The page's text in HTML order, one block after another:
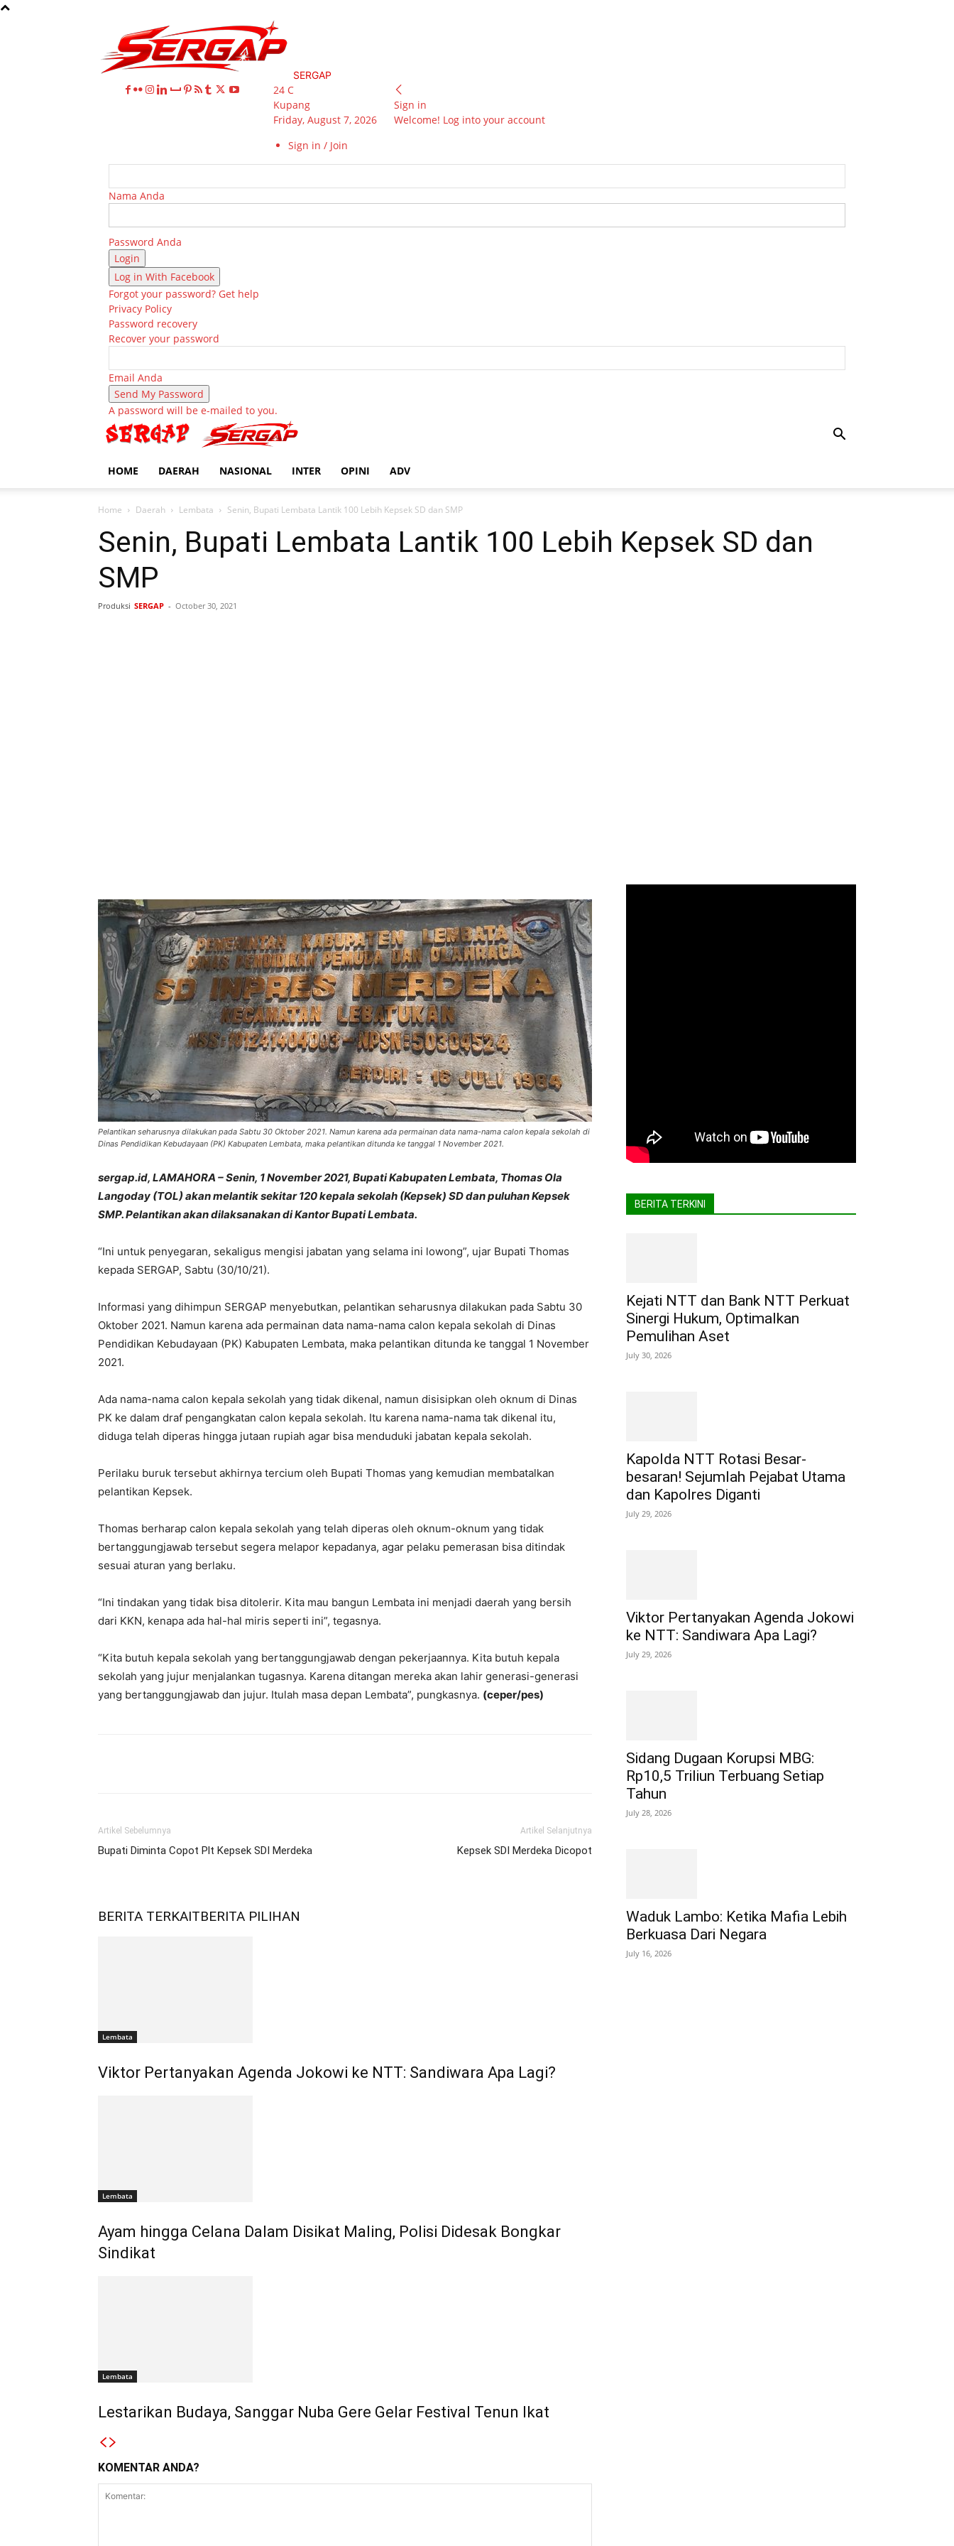
SERGAP
24 C
Kupang
Friday, August 7, 2026
Sign in / Join
Sign in
Welcome! Log into your account
Nama Anda
Password Anda
Log in With Facebook
Forgot your password? Get help
Privacy Policy
Password recovery
Recover your password
Email Anda
A password will be e-mailed to you.
HOME DAERAH NASIONAL INTER OPINI ADV
Home Daerah Lembata Senin, Bupati Lembata Lantik 100 Lebih Kepsek SD dan SMP
Senin, Bupati Lembata Lantik 100 Lebih Kepsek SD dan
SMP
Produksi SERGAP - October 30, 2021
Pelantikan seharusnya dilakukan pada Sabtu 30 Oktober 2021. Namun karena ada permainan data nama-nama calon kepala sekolah di
Dinas Pendidikan Kebudayaan (PK) Kabupaten Lembata, maka pelantikan ditunda ke tanggal 1 November 2021.
sergap.id, LAMAHORA – Senin, 1 November 2021, Bupati Kabupaten Lembata, Thomas Ola
Langoday (TOL) akan melantik sekitar 120 kepala sekolah (Kepsek) SD dan puluhan Kepsek
SMP. Pelantikan akan dilaksanakan di Kantor Bupati Lembata.
“Ini untuk penyegaran, sekaligus mengisi jabatan yang selama ini lowong”, ujar Bupati Thomas
kepada SERGAP, Sabtu (30/10/21).
Informasi yang dihimpun SERGAP menyebutkan, pelantikan seharusnya dilakukan pada Sabtu 30
Oktober 2021. Namun karena ada permainan data nama-nama calon kepala sekolah di Dinas
Pendidikan Kebudayaan (PK) Kabupaten Lembata, maka pelantikan ditunda ke tanggal 1 November
2021.
Ada nama-nama calon kepala sekolah yang tidak dikenal, namun disisipkan oleh oknum di Dinas
PK ke dalam draf pengangkatan calon kepala sekolah. Itu karena nama-nama tak dikenal itu,
diduga telah diperas hingga jutaan rupiah agar bisa menduduki jabatan kepala sekolah.
Perilaku buruk tersebut akhirnya tercium oleh Bupati Thomas yang kemudian membatalkan
pelantikan Kepsek.
Thomas berharap calon kepala sekolah yang telah diperas oleh oknum-oknum yang tidak
bertanggungjawab tersebut segera melapor kepadanya, agar pelaku pemerasan bisa ditindak
sesuai aturan yang berlaku.
“Ini tindakan yang tidak bisa ditolerir. Kita mau bangun Lembata ini menjadi daerah yang bersih
dari KKN, kenapa ada hal-hal miris seperti ini”, tegasnya.
“Kita butuh kepala sekolah yang bertanggungjawab dengan pekerjaannya. Kita butuh kepala
sekolah yang jujur menjalankan tugasnya. Karena ditangan mereka akan lahir generasi-generasi
yang bertanggungjawab dan jujur. Itulah masa depan Lembata”, pungkasnya. (ceper/pes)
Artikel Sebelumnya
Bupati Diminta Copot Plt Kepsek SDI Merdeka
Artikel Selanjutnya
Kepsek SDI Merdeka Dicopot
BERITA TERKAITBERITA PILIHAN
Lembata
Viktor Pertanyakan Agenda Jokowi ke NTT: Sandiwara Apa Lagi?
Lembata
Ayam hingga Celana Dalam Disikat Maling, Polisi Didesak Bongkar
Sindikat
Lembata
Lestarikan Budaya, Sanggar Nuba Gere Gelar Festival Tenun Ikat
KOMENTAR ANDA?
BERITA TERKINI
Kejati NTT dan Bank NTT Perkuat
Sinergi Hukum, Optimalkan
Pemulihan Aset
July 30, 2026
Kapolda NTT Rotasi Besar-
besaran! Sejumlah Pejabat Utama
dan Kapolres Diganti
July 29, 2026
Viktor Pertanyakan Agenda Jokowi
ke NTT: Sandiwara Apa Lagi?
July 29, 2026
Sidang Dugaan Korupsi MBG:
Rp10,5 Triliun Terbuang Setiap
Tahun
July 28, 2026
Waduk Lambo: Ketika Mafia Lebih
Berkuasa Dari Negara
July 16, 2026